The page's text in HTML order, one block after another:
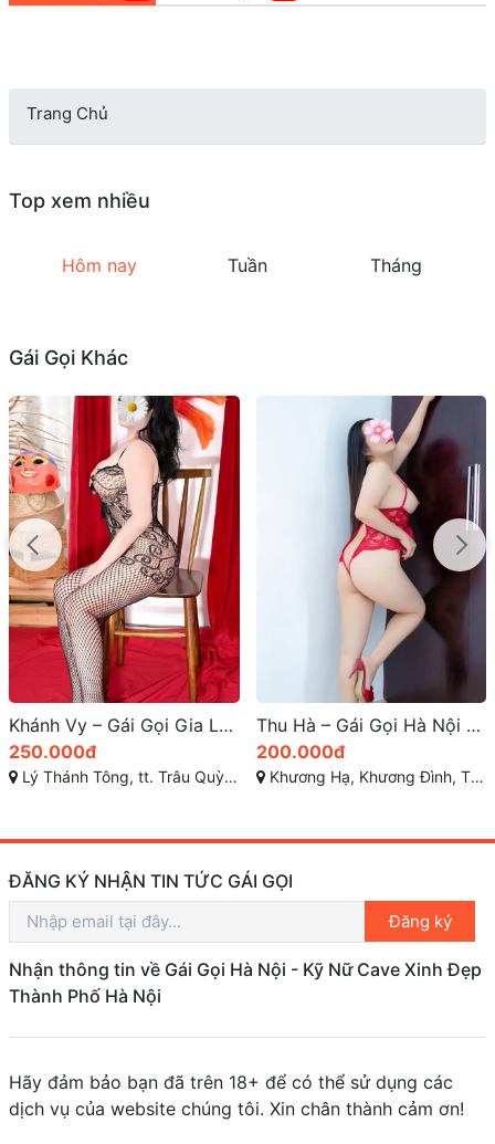
Trang Chủ
Top xem nhiều
Hôm nay Tuần Tháng
Gái Gọi Khác
Khánh Vy – Gái Gọi Gia Lâm Đam Mê Tình Cảm
250.000đ
Lý Thánh Tông, tt. Trâu Quỳ, Gia Lâm, Hà Nội
Thu Hà – Gái Gọi Hà Nội Giá Rẻ, Dâm Đãng, Vú Mông Cực Đẹp, Da Dẻ Trắng Hồng Xinh Duyên – Phục Vụ Nhiệt Tình từ Gái Gọi Thanh Xuân
200.000đ
Khương Hạ, Khương Đình, Thanh Xuân, Hà Nội
ĐĂNG KÝ NHẬN TIN TỨC GÁI GỌI
Đăng ký
Nhận thông tin về Gái Gọi Hà Nội - Kỹ Nữ Cave Xinh Đẹp
Thành Phố Hà Nội
Hãy đảm bảo bạn đã trên 18+ để có thể sử dụng các
dịch vụ của website chúng tôi. Xin chân thành cảm ơn!